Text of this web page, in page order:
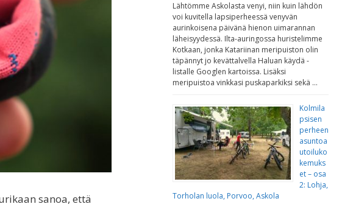
sanoa, että
Lähtömme Askolasta venyi, niin kuin lähdön
voi kuvitella lapsiperheessä venyvän
aurinkoisena päivänä hienon uimarannan
läheisyydessä. Ilta-auringossa huristelimme
Kotkaan, jonka Katariinan meripuiston olin
täpännyt jo kevättalvella Haluan käydä -
listalle Googlen kartoissa. Lisäksi
meripuistoa vinkkasi puskaparkiksi sekä …
Kolmila
psisen
perheen
asuntoa
utoiluko
kemuks
et – osa
2: Lohja,
Torholan luola, Porvoo, Askola